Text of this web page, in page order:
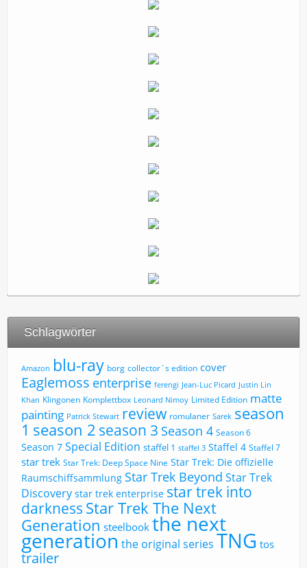
Schlagwörter
Amazon blu-ray borg collector´s edition cover
Eaglemoss enterprise ferengi Jean-Luc Picard Justin Lin
Khan Klingonen Komplettbox Leonard Nimoy Limited Edition matte
painting Patrick Stewart review romulaner Sarek season
1 season 2 season 3 Season 4 Season 6
Season 7 Special Edition staffel 1 staffel 3 Staffel 4 Staffel 7
star trek Star Trek: Deep Space Nine Star Trek: Die offizielle
Raumschiffsammlung Star Trek Beyond Star Trek
Discovery star trek enterprise star trek into
darkness Star Trek The Next
Generation steelbook the next
generation the original series TNG tos
trailer